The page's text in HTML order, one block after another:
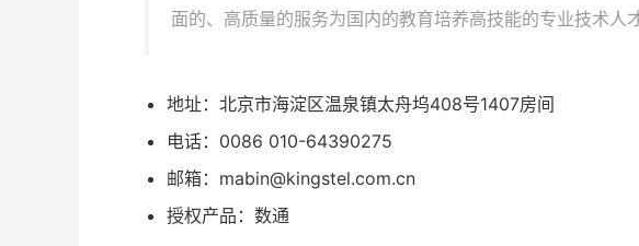
面的、高质量的服务为国内的教育培养高技能的专业技术人
地址：北京市海淀区温泉镇太舟坞408号1407房间
电话：0086 010-64390275
邮箱：mabin@kingstel.com.cn
授权产品：数通